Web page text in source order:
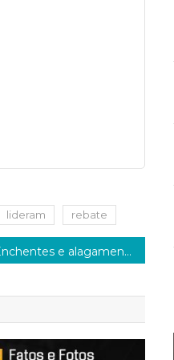
lideram rebate
Enchentes e alagamentos lideram preocupações ambientais nas capitais